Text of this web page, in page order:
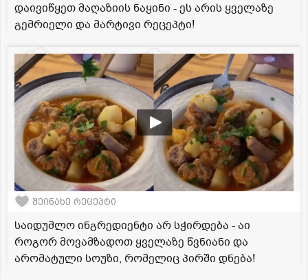
დაივიწყეთ მაღაზიის ნაყინი - ეს არის ყველაზე
გემრიელი და მარტივი რეცეპტი!
შეინახე რეცეპტი
საიდუმლო ინგრედიენტი არ სჭირდება - აი
როგორ მოვამზადოთ ყველაზე წვნიანი და
არომატული სოუზი, რომელიც პირში დნება!